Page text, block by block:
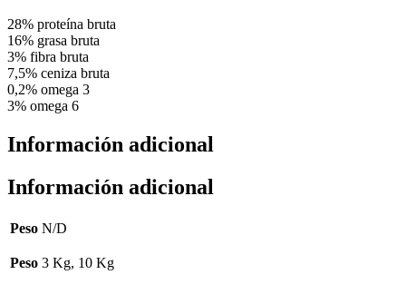
28% proteína bruta
16% grasa bruta
3% fibra bruta
7,5% ceniza bruta
0,2% omega 3
3% omega 6
Información adicional
Información adicional
Peso N/D
Peso 3 Kg, 10 Kg